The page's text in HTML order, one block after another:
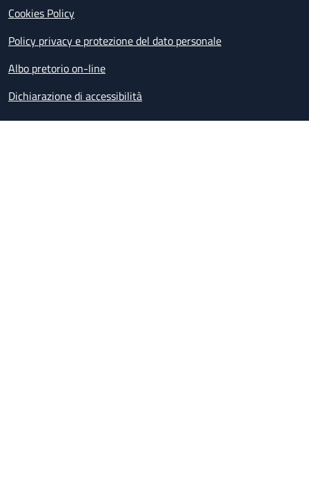
Cookies Policy
Policy privacy e protezione del dato personale
Albo pretorio on-line
Dichiarazione di accessibilità